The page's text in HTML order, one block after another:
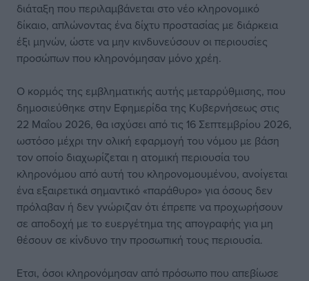
διάταξη που περιλαμβάνεται στο νέο κληρονομικό
δίκαιο, απλώνοντας ένα δίχτυ προστασίας με διάρκεια
έξι μηνών, ώστε να μην κινδυνεύσουν οι περιουσίες
προσώπων που κληρονόμησαν μόνο χρέη.
Ο κορμός της εμβληματικής αυτής μεταρρύθμισης, που
δημοσιεύθηκε στην Εφημερίδα της Κυβερνήσεως στις
22 Μαΐου 2026, θα ισχύσει από τις 16 Σεπτεμβρίου 2026,
ωστόσο μέχρι την ολική εφαρμογή του νόμου με βάση
τον οποίο διαχωρίζεται η ατομική περιουσία του
κληρονόμου από αυτή του κληρονομουμένου, ανοίγεται
ένα εξαιρετικά σημαντικό «παράθυρο» για όσους δεν
πρόλαβαν ή δεν γνώριζαν ότι έπρεπε να προχωρήσουν
σε αποδοχή με το ευεργέτημα της απογραφής για μη
θέσουν σε κίνδυνο την προσωπική τους περιουσία.
Ετσι, όσοι κληρονόμησαν από πρόσωπο που απεβίωσε